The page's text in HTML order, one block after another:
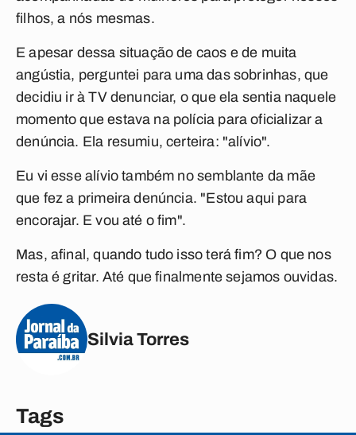
filhos, a nós mesmas.
E apesar dessa situação de caos e de muita
angústia, perguntei para uma das sobrinhas, que
decidiu ir à TV denunciar, o que ela sentia naquele
momento que estava na polícia para oficializar a
denúncia. Ela resumiu, certeira: "alívio".
Eu vi esse alívio também no semblante da mãe
que fez a primeira denúncia. "Estou aqui para
encorajar. E vou até o fim".
Mas, afinal, quando tudo isso terá fim? O que nos
resta é gritar. Até que finalmente sejamos ouvidas.
Silvia Torres
Tags